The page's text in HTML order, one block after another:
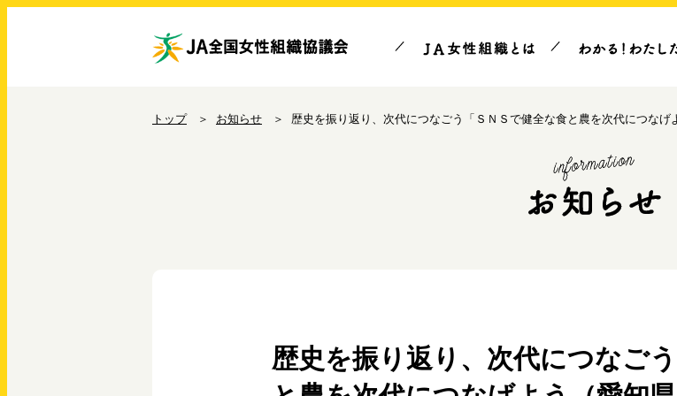
トップ お知らせ 歴史を振り返り、次代につなごう「ＳＮＳで健全な食と農を次代につなげ
歴史を振り返り、次代につなご